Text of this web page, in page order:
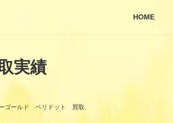
HOME
実績
ールド ペリドット 買取